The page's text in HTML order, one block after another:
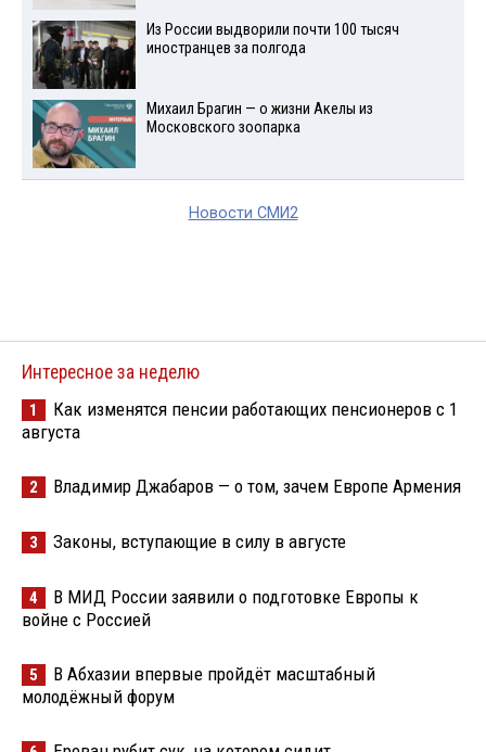
Из России выдворили почти 100 тысяч
иностранцев за полгода
Михаил Брагин — о жизни Акелы из
Московского зоопарка
Новости СМИ2
Интересное за неделю
1
Как изменятся пенсии работающих пенсионеров с 1
августа
2 Владимир Джабаров — о том, зачем Европе Армения
3 Законы, вступающие в силу в августе
4
В МИД России заявили о подготовке Европы к
войне с Россией
5
В Абхазии впервые пройдёт масштабный
молодёжный форум